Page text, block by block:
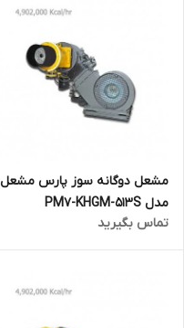
مشعل دوگانه سوز پارس مشعل
مدل PM7-KHGM-513S
تماس بگیرید